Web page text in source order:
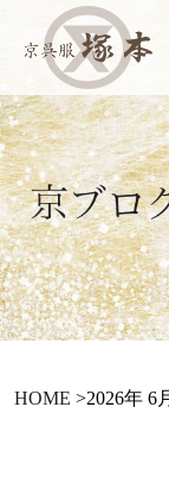
HOME >2026年 6